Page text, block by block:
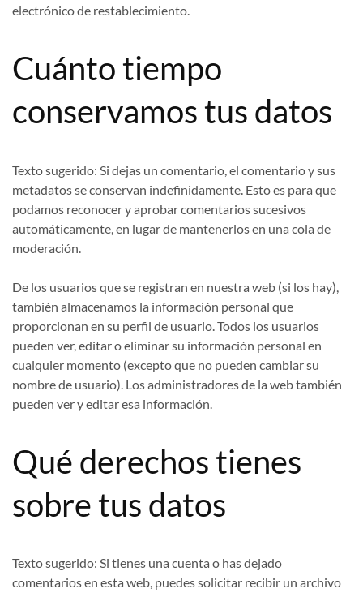
electrónico de restablecimiento.
Cuánto tiempo
conservamos tus datos
Texto sugerido: Si dejas un comentario, el comentario y sus
metadatos se conservan indefinidamente. Esto es para que
podamos reconocer y aprobar comentarios sucesivos
automáticamente, en lugar de mantenerlos en una cola de
moderación.
De los usuarios que se registran en nuestra web (si los hay),
también almacenamos la información personal que
proporcionan en su perfil de usuario. Todos los usuarios
pueden ver, editar o eliminar su información personal en
cualquier momento (excepto que no pueden cambiar su
nombre de usuario). Los administradores de la web también
pueden ver y editar esa información.
Qué derechos tienes
sobre tus datos
Texto sugerido: Si tienes una cuenta o has dejado
comentarios en esta web, puedes solicitar recibir un archivo